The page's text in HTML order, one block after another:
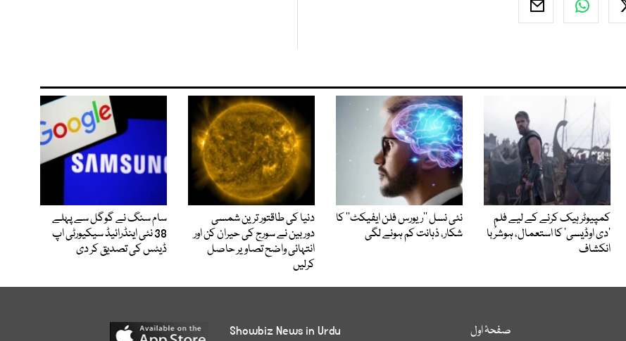
کمپیوٹر ہیک کرنے کے لیے فلم
’دی اوڈیسی‘ کا استعمال، ہوشرُبا
انکشاف
نئی نسل ’’ریورس فلن ایفیکٹ‘‘ کا
شکار، ذہانت کم ہونے لگی
دنیا کی طاقتور ترین شمسی
دوربین نے سورج کی حیران کن اور
انتہائی واضح تصاویر حاصل
کرلیں
سام سنگ نے گوگل سے پہلے
38 نئی اینڈرائیڈ سیکیورٹی اپ
ڈیٹس کی تصدیق کر دی
صفحۂ اول
Showbiz News in Urdu